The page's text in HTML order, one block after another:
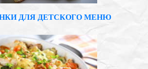
ДЛЯ ДЕТСКОГО МЕНЮ